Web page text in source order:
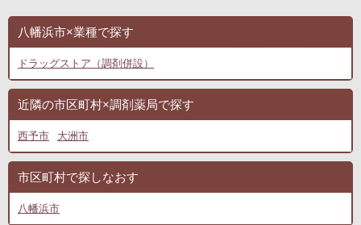
八幡浜市×業種で探す
ドラッグストア（調剤併設）
近隣の市区町村×調剤薬局で探す
西予市 大洲市
市区町村で探しなおす
八幡浜市